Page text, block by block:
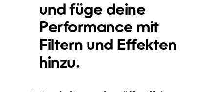
und füge deine
Performance mit
Filtern und Effekten
hinzu.